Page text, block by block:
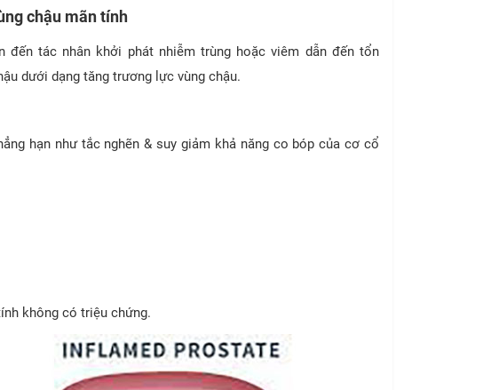
chậu mãn tính
tác nhân khởi phát nhiễm trùng hoặc viêm dẫn đến tổn
dưới dạng tăng trương lực vùng chậu.
hạn như tắc nghẽn & suy giảm khả năng co bóp của cơ cổ
không có triệu chứng.